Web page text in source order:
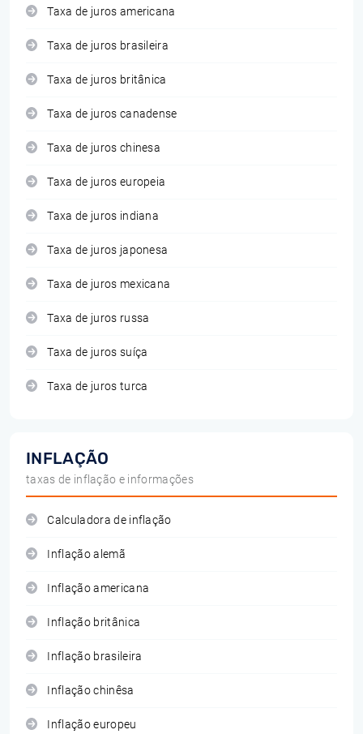
Taxa de juros americana
Taxa de juros brasileira
Taxa de juros britânica
Taxa de juros canadense
Taxa de juros chinesa
Taxa de juros europeia
Taxa de juros indiana
Taxa de juros japonesa
Taxa de juros mexicana
Taxa de juros russa
Taxa de juros suíça
Taxa de juros turca
INFLAÇÃO
taxas de inflação e informações
Calculadora de inflação
Inflação alemã
Inflação americana
Inflação britânica
Inflação brasileira
Inflação chinêsa
Inflação europeu